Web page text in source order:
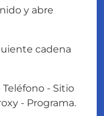
y abre
cadena
- Sitio
- Programa.